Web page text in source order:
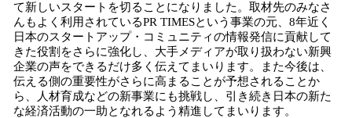
て新しいスタートを切ることになりました。取材先のみなさ
んもよく利用されているPR TIMESという事業の元、8年近く
日本のスタートアップ・コミュニティの情報発信に貢献して
きた役割をさらに強化し、大手メディアが取り扱わない新興
企業の声をできるだけ多く伝えてまいります。また今後は、
伝える側の重要性がさらに高まることが予想されることか
ら、人材育成などの新事業にも挑戦し、引き続き日本の新た
な経済活動の一助となれるよう精進してまいります。